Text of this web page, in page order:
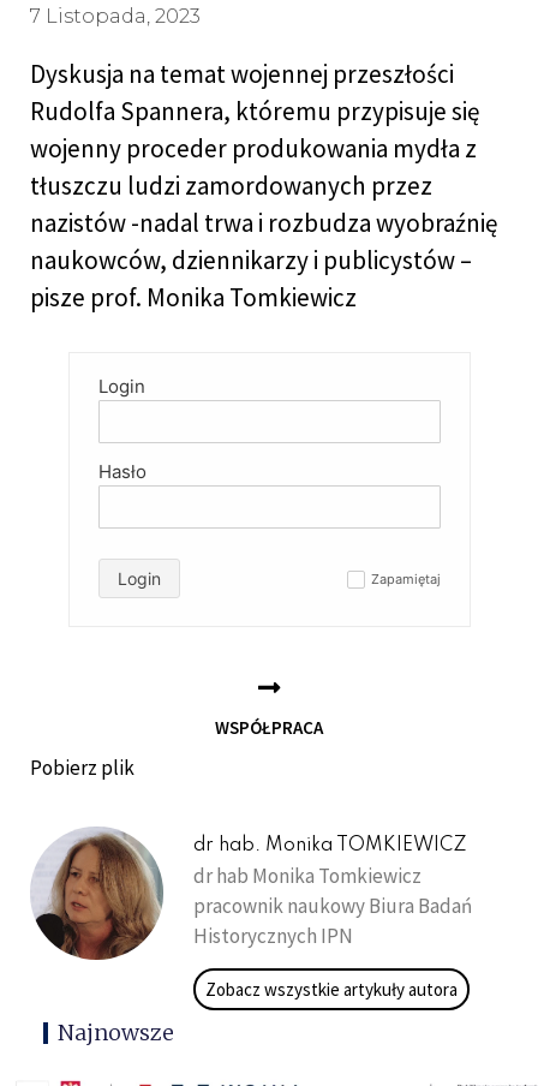
7 Listopada, 2023
Dyskusja na temat wojennej przeszłości
Rudolfa Spannera, któremu przypisuje się
wojenny proceder produkowania mydła z
tłuszczu ludzi zamordowanych przez
nazistów -nadal trwa i rozbudza wyobraźnię
naukowców, dziennikarzy i publicystów –
pisze prof. Monika Tomkiewicz
Login
Hasło
Zapamiętaj
Login
WSPÓŁPRACA
Pobierz plik
dr hab. Monika TOMKIEWICZ
dr hab Monika Tomkiewicz
pracownik naukowy Biura Badań
Historycznych IPN
Zobacz wszystkie artykuły autora
Najnowsze